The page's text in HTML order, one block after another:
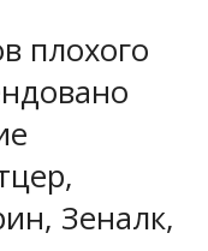
плохого
Зеналк,